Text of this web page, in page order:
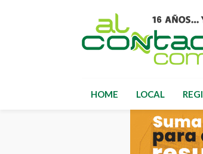
HOME LOCAL